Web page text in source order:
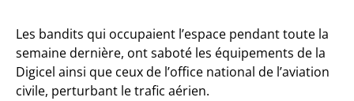
Les bandits qui occupaient l’espace pendant toute la
semaine dernière, ont saboté les équipements de la
Digicel ainsi que ceux de l’office national de l’aviation
civile, perturbant le trafic aérien.